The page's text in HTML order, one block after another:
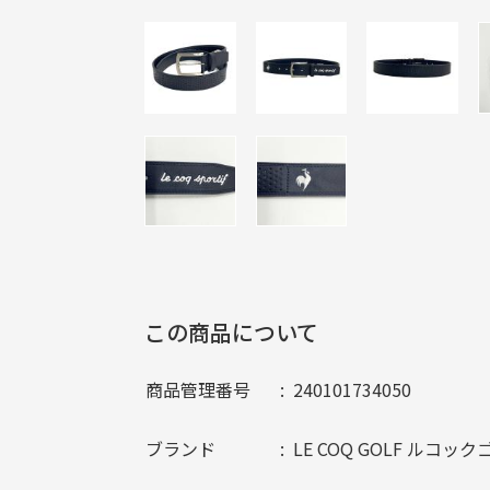
この商品について
商品管理番号 240101734050
ブランド LE COQ GOLF ルコック